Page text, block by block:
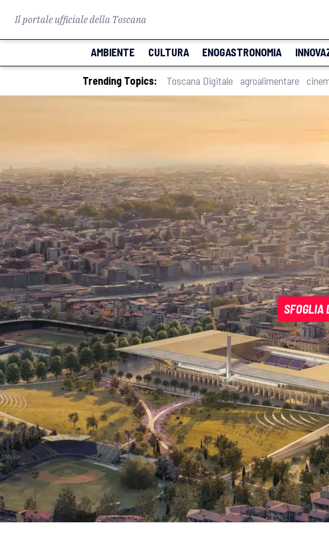
Il portale ufficiale della Toscana
AMBIENTE CULTURA ENOGASTRONOMIA
Trending Topics: Toscana Digitale agroalimentare
SFOGLIA